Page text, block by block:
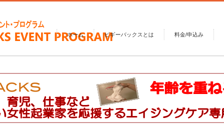
ホーム ピギーバックスとは 料金/申込み